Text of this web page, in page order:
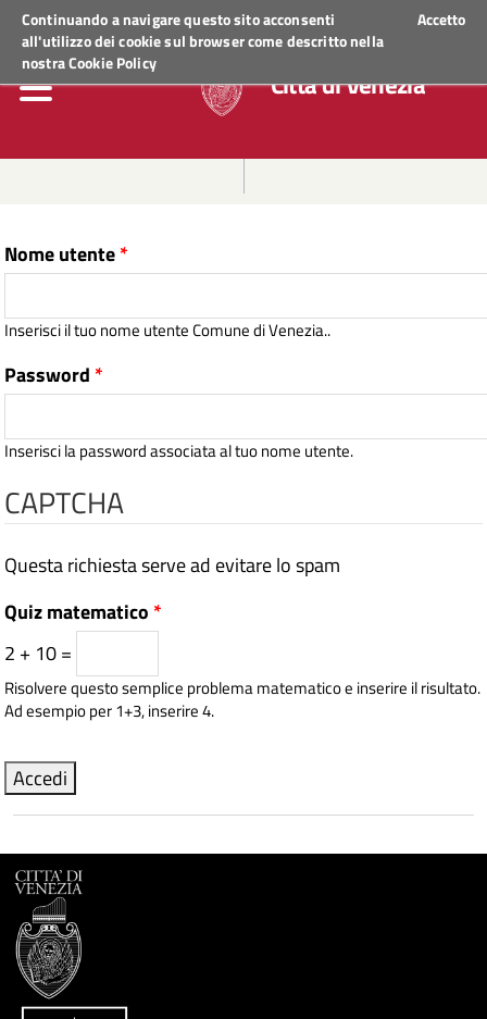
Continuando a navigare questo sito acconsenti
all'utilizzo dei cookie sul browser come descritto nella
nostraCookie Policy
Accetto
Regione Veneto ACCEDI AI SERVIZI
Città di Venezia
Nome utente*
Inserisci il tuo nome utente Comune di Venezia..
Password *
Inserisci la password associata al tuo nome utente.
CAPTCHA
Questa richiesta serve ad evitare lo spam
Quiz matematico *
2 + 10 =
Risolvere questo semplice problema matematico e inserire il risultato.
Ad esempio per 1+3, inserire 4.